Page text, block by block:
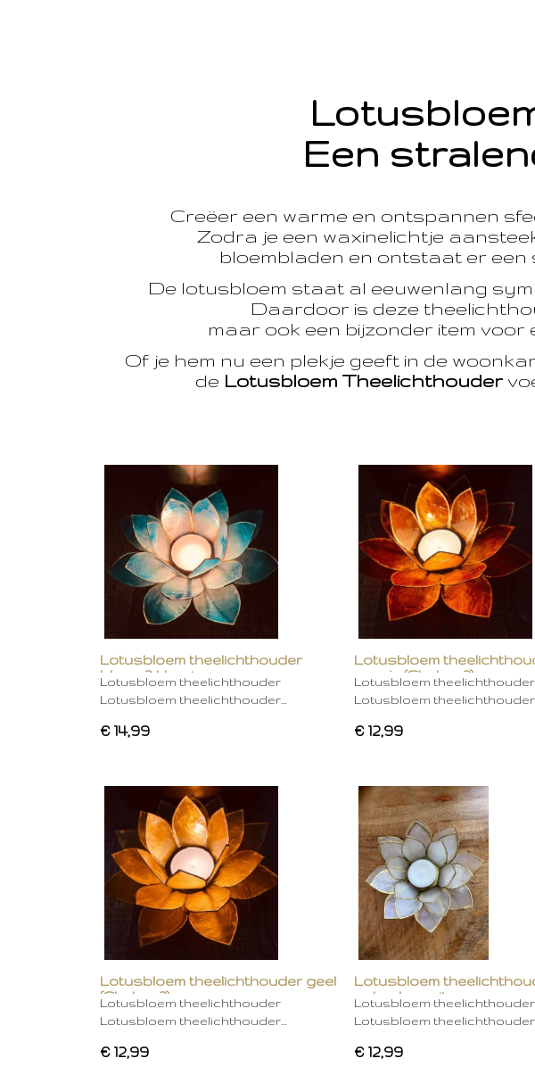
Een
Creëer een warme en ontspannen
Zodra je een waxinelichtje
bloembladen en ontstaat er een
De lotusbloem staat al eeuwenlang
Daardoor is deze
maar ook een bijzonder item voor
Of je hem nu een plekje geeft in de
de Lotusbloem Theelichthouder
Lotusbloem theelichthouder
blauw 2 kleurig
Lotusbloem theelichthouder
Lotusbloem theelichthouder…
€ 14,99
Lotusbloem
oranje (Chakra 2)
Lotusbloem theelichthouder
Lotusbloem theelichthouder…
€ 12,99
Lotusbloem theelichthouder geel
(Chakra 3)
Lotusbloem theelichthouder
Lotusbloem theelichthouder…
€ 12,99
Lotusbloem
gebroken wit
Lotusbloem theelichthouder
Lotusbloem theelichthouder…
€ 12,99